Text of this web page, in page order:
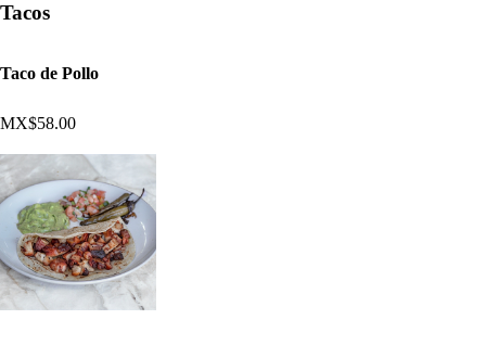
Tacos
Taco de Pollo
MX$58.00